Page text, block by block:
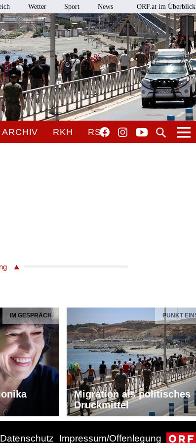
Wetter Sport News ORF.at im Überblick
ARCHIV RKH RSO
IM GESPRÄCH PUNKT
Migration als politisches
Druckmittel
Datenschutz Impressum/Offenlegung